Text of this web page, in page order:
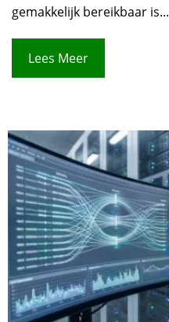
gemakkelijk bereikbaar is...
Lees Meer